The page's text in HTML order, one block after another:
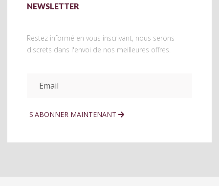
NEWSLETTER
Restez informé en vous inscrivant, nous serons
discrets dans l'envoi de nos meilleures offres.
S'ABONNER MAINTENANT